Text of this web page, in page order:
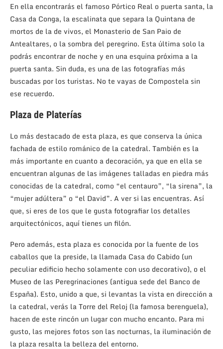
En ella encontrarás el famoso Pórtico Real o puerta santa, la
Casa da Conga, la escalinata que separa la Quintana de
mortos de la de vivos, el Monasterio de San Paio de
Antealtares, o la sombra del peregrino. Esta última solo la
podrás encontrar de noche y en una esquina próxima a la
puerta santa. Sin duda, es una de las fotografías más
buscadas por los turistas. No te vayas de Compostela sin
ese recuerdo.
Plaza de Platerías
Lo más destacado de esta plaza, es que conserva la única
fachada de estilo románico de la catedral. También es la
más importante en cuanto a decoración, ya que en ella se
encuentran algunas de las imágenes talladas en piedra más
conocidas de la catedral, como “el centauro”, “la sirena”, la
“mujer adúltera” o “el David”. A ver si las encuentras. Así
que, si eres de los que le gusta fotografiar los detalles
arquitectónicos, aquí tienes un filón.
Pero además, esta plaza es conocida por la fuente de los
caballos que la preside, la llamada Casa do Cabido (un
peculiar edificio hecho solamente con uso decorativo), o el
Museo de las Peregrinaciones (antigua sede del Banco de
España). Esto, unido a que, si levantas la vista en dirección a
la catedral, verás la Torre del Reloj (la famosa berenguela),
hacen de este rincón un lugar con mucho encanto. Para mi
gusto, las mejores fotos son las nocturnas, la iluminación de
la plaza resalta la belleza del entorno.